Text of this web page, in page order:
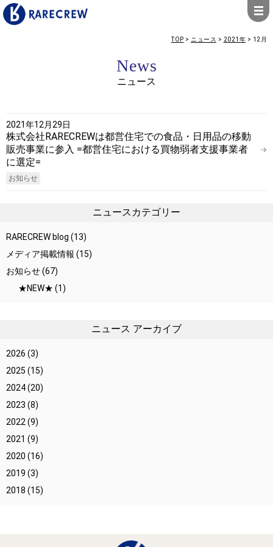
TOP > ニュース > 2021年 > 12月
News
ニュース
2021年12月29日
株式会社RARECREWは都営住宅での食品・日用品の移動
販売事業に参入 =都営住宅における買物弱者支援事業者
に選定=
お知らせ
ニュースカテゴリー
RARECREW blog (13)
メディア掲載情報 (15)
お知らせ(67)
★NEW★ (1)
ニュース アーカイブ
2026 (3)
2025 (15)
2024(20)
2023 (8)
2022 (9)
2021 (9)
2020 (16)
2019 (3)
2018 (15)